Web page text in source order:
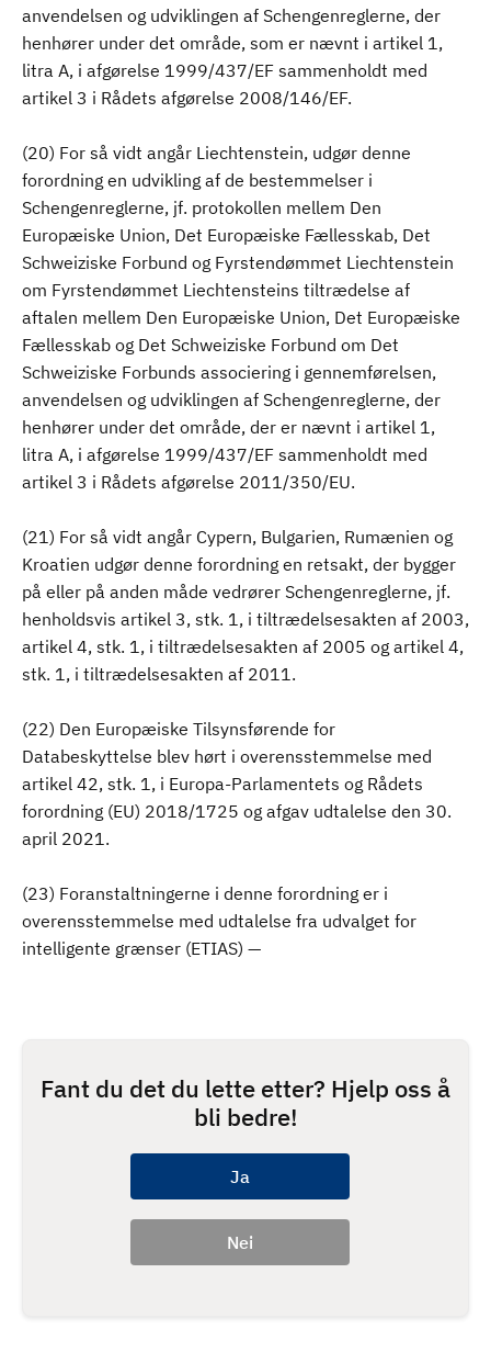
anvendelsen og udviklingen af Schengenreglerne, der
henhører under det område, som er nævnt i artikel 1,
litra A, i afgørelse 1999/437/EF sammenholdt med
artikel 3 i Rådets afgørelse 2008/146/EF.
(20) For så vidt angår Liechtenstein, udgør denne
forordning en udvikling af de bestemmelser i
Schengenreglerne, jf. protokollen mellem Den
Europæiske Union, Det Europæiske Fællesskab, Det
Schweiziske Forbund og Fyrstendømmet Liechtenstein
om Fyrstendømmet Liechtensteins tiltrædelse af
aftalen mellem Den Europæiske Union, Det Europæiske
Fællesskab og Det Schweiziske Forbund om Det
Schweiziske Forbunds associering i gennemførelsen,
anvendelsen og udviklingen af Schengenreglerne, der
henhører under det område, der er nævnt i artikel 1,
litra A, i afgørelse 1999/437/EF sammenholdt med
artikel 3 i Rådets afgørelse 2011/350/EU.
(21) For så vidt angår Cypern, Bulgarien, Rumænien og
Kroatien udgør denne forordning en retsakt, der bygger
på eller på anden måde vedrører Schengenreglerne, jf.
henholdsvis artikel 3, stk. 1, i tiltrædelsesakten af 2003,
artikel 4, stk. 1, i tiltrædelsesakten af 2005 og artikel 4,
stk. 1, i tiltrædelsesakten af 2011.
(22) Den Europæiske Tilsynsførende for
Databeskyttelse blev hørt i overensstemmelse med
artikel 42, stk. 1, i Europa-Parlamentets og Rådets
forordning (EU) 2018/1725 og afgav udtalelse den 30.
april 2021.
(23) Foranstaltningerne i denne forordning er i
overensstemmelse med udtalelse fra udvalget for
intelligente grænser (ETIAS) —
Fant du det du lette etter? Hjelp oss å
bli bedre!